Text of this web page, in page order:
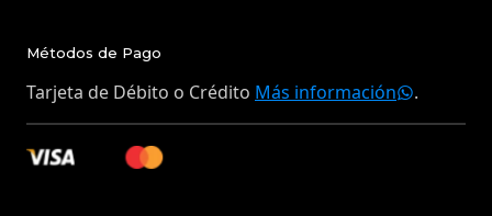
Métodos de Pago
Tarjeta de Débito o Crédito Más información .